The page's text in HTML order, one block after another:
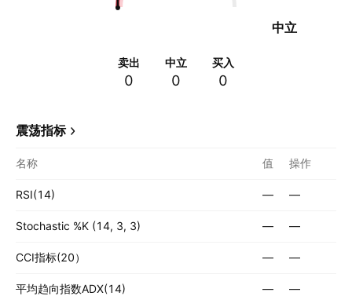
中立
卖出
0
中立
0
买入
0
震荡指标
名称 值 操作
RSI(14) — —
Stochastic %K (14, 3, 3) — —
CCI指标(20） — —
平均趋向指数ADX(14) — —